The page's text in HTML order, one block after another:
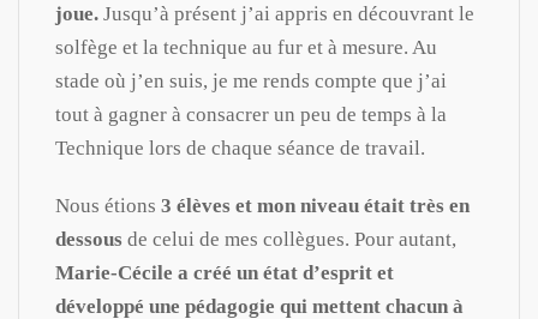
joue. Jusqu’à présent j’ai appris en découvrant le
solfège et la technique au fur et à mesure. Au
stade où j’en suis, je me rends compte que j’ai
tout à gagner à consacrer un peu de temps à la
Technique lors de chaque séance de travail.
Nous étions 3 élèves et mon niveau était très en
dessous de celui de mes collègues. Pour autant,
Marie-Cécile a créé un état d’esprit et
développé une pédagogie qui mettent chacun à